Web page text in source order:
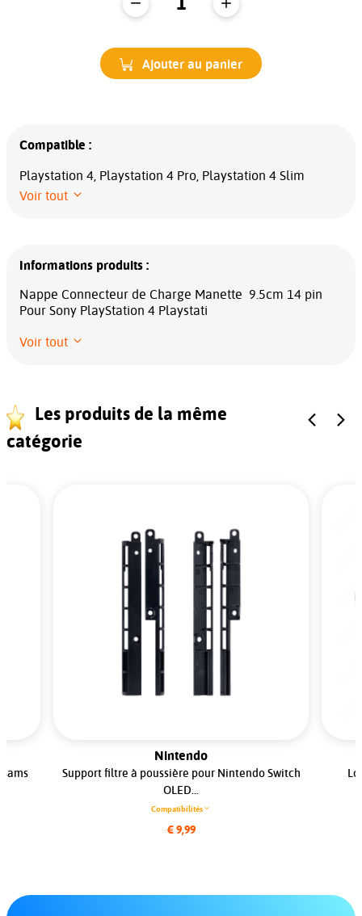
Ajouter au panier
Compatible :
Playstation 4, Playstation 4 Pro, Playstation 4 Slim
Voir tout
Informations produits :
Nappe Connecteur de Charge Manette 9.5cm 14 pin
Pour Sony PlayStation 4 Playstati
Voir tout
Les produits de la même
catégorie
Nintendo
Support filtre à poussière pour Nintendo Switch
OLED...
Compatibilités
€ 9,99